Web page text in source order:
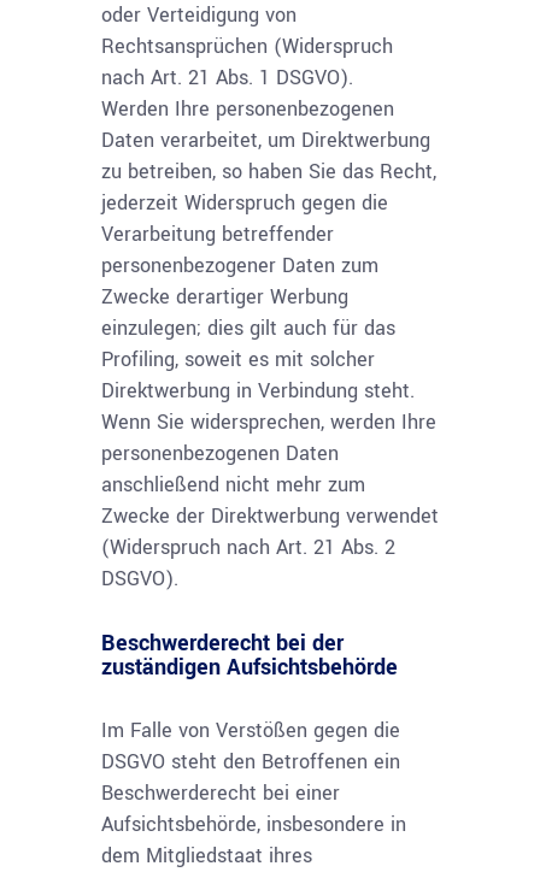
oder Verteidigung von
Rechtsansprüchen (Widerspruch
nach Art. 21 Abs. 1 DSGVO).
Werden Ihre personenbezogenen
Daten verarbeitet, um Direktwerbung
zu betreiben, so haben Sie das Recht,
jederzeit Widerspruch gegen die
Verarbeitung betreffender
personenbezogener Daten zum
Zwecke derartiger Werbung
einzulegen; dies gilt auch für das
Profiling, soweit es mit solcher
Direktwerbung in Verbindung steht.
Wenn Sie widersprechen, werden Ihre
personenbezogenen Daten
anschließend nicht mehr zum
Zwecke der Direktwerbung verwendet
(Widerspruch nach Art. 21 Abs. 2
DSGVO).
Beschwerderecht bei der
zuständigen Aufsichtsbehörde
Im Falle von Verstößen gegen die
DSGVO steht den Betroffenen ein
Beschwerderecht bei einer
Aufsichtsbehörde, insbesondere in
dem Mitgliedstaat ihres